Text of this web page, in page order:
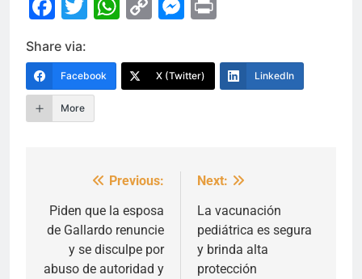
Share via:
Facebook X (Twitter) LinkedIn
More
Navegación
de
entradas
Previous:
Piden que la esposa
de Gallardo renuncie
y se disculpe por
abuso de autoridad y
Next:
La vacunación
pediátrica es segura
y brinda alta
protección